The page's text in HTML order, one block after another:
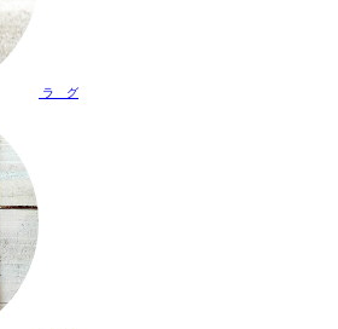
ラ グ